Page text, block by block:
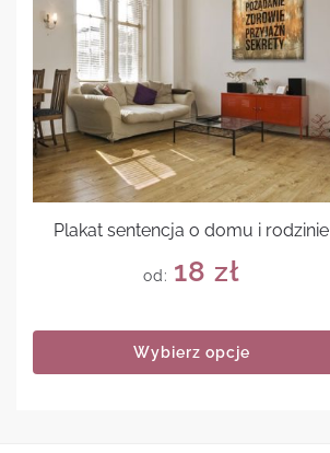
Plakat sentencja o domu i rodzinie
od: 18 zł
Wybierz opcje